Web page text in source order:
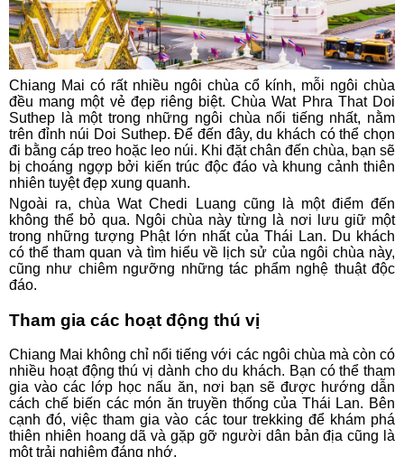
Chiang Mai có rất nhiều ngôi chùa cổ kính, mỗi ngôi chùa
đều mang một vẻ đẹp riêng biệt. Chùa Wat Phra That Doi
Suthep là một trong những ngôi chùa nổi tiếng nhất, nằm
trên đỉnh núi Doi Suthep. Để đến đây, du khách có thể chọn
đi bằng cáp treo hoặc leo núi. Khi đặt chân đến chùa, bạn sẽ
bị choáng ngợp bởi kiến trúc độc đáo và khung cảnh thiên
nhiên tuyệt đẹp xung quanh.
Ngoài ra, chùa Wat Chedi Luang cũng là một điểm đến
không thể bỏ qua. Ngôi chùa này từng là nơi lưu giữ một
trong những tượng Phật lớn nhất của Thái Lan. Du khách
có thể tham quan và tìm hiểu về lịch sử của ngôi chùa này,
cũng như chiêm ngưỡng những tác phẩm nghệ thuật độc
đáo.
Tham gia các hoạt động thú vị
Chiang Mai không chỉ nổi tiếng với các ngôi chùa mà còn có
nhiều hoạt động thú vị dành cho du khách. Bạn có thể tham
gia vào các lớp học nấu ăn, nơi bạn sẽ được hướng dẫn
cách chế biến các món ăn truyền thống của Thái Lan. Bên
cạnh đó, việc tham gia vào các tour trekking để khám phá
thiên nhiên hoang dã và gặp gỡ người dân bản địa cũng là
một trải nghiệm đáng nhớ.